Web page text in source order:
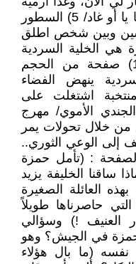
تحت قدميّ الخليفة وأفوز بالعطايا يا أو غاد/ 5) السطور
وبين شخص اطلق
هي الخلية السردية
الموقوتة ، وستكون بسعة (176) صفحة من الحجم
ينهض الفضاء
اشتغلت على
الأموي/ مهرج
من خلال تحولات يمر
إلى الوعي الثوري..
: (تأمل حمزة
ساقنا الخليفة يزيد
العائلة الصغيرة
حاصرناها طويلاً
العنيف !) وسؤالي
في الجيش؟ وهو
(ما بال هؤلاء